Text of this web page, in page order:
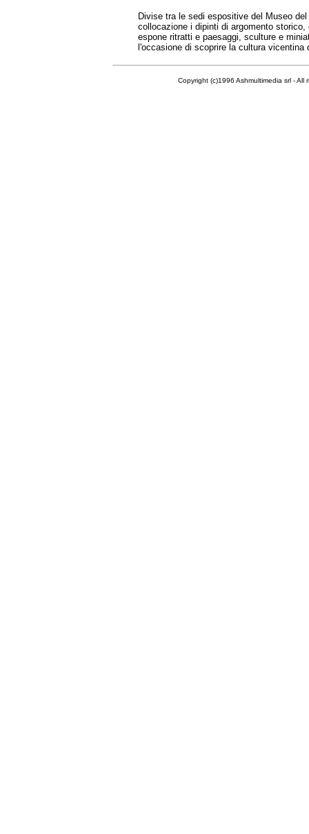
Divise tra le sedi espositive del Museo
collocazione i dipinti di argomento
espone ritratti e paesaggi, sculture e
l'occasione di scoprire la cultura vicentina
Copyright (c)1996 Ashmultimedia srl - All